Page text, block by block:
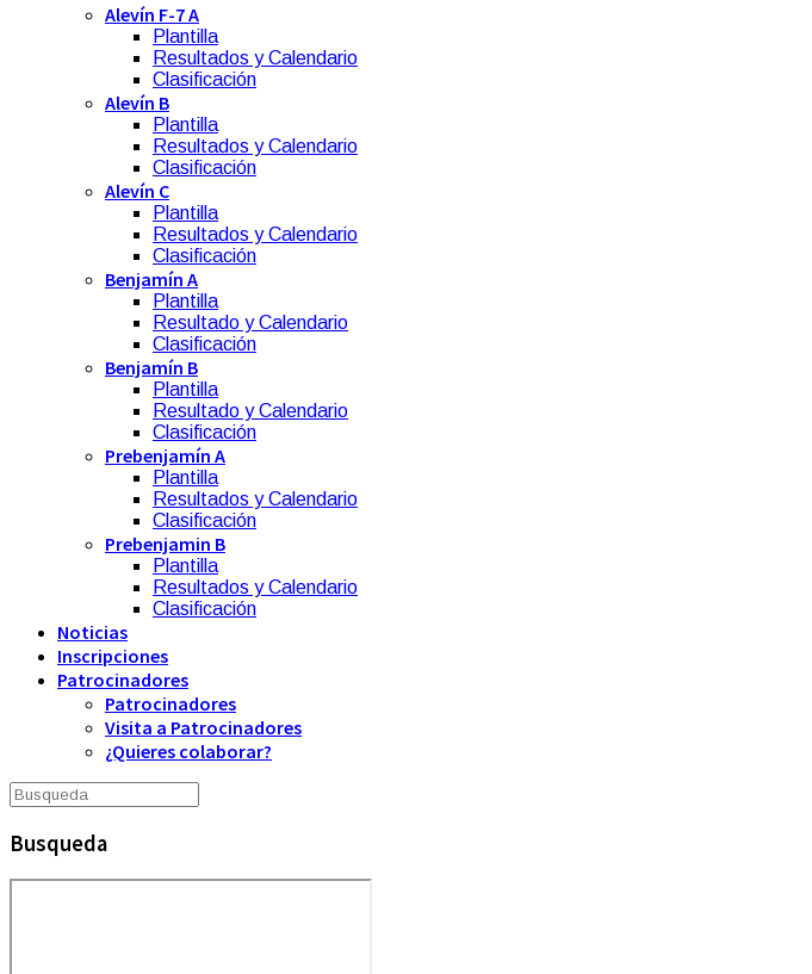
Alevín F-7 A
Plantilla
Resultados y Calendario
Clasificación
Alevín B
Plantilla
Resultados y Calendario
Clasificación
Alevín C
Plantilla
Resultados y Calendario
Clasificación
Benjamín A
Plantilla
Resultado y Calendario
Clasificación
Benjamín B
Plantilla
Resultado y Calendario
Clasificación
Prebenjamín A
Plantilla
Resultados y Calendario
Clasificación
Prebenjamin B
Plantilla
Resultados y Calendario
Clasificación
Noticias
Inscripciones
Patrocinadores
Patrocinadores
Visita a Patrocinadores
¿Quieres colaborar?
Busqueda